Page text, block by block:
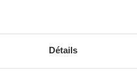
Détails